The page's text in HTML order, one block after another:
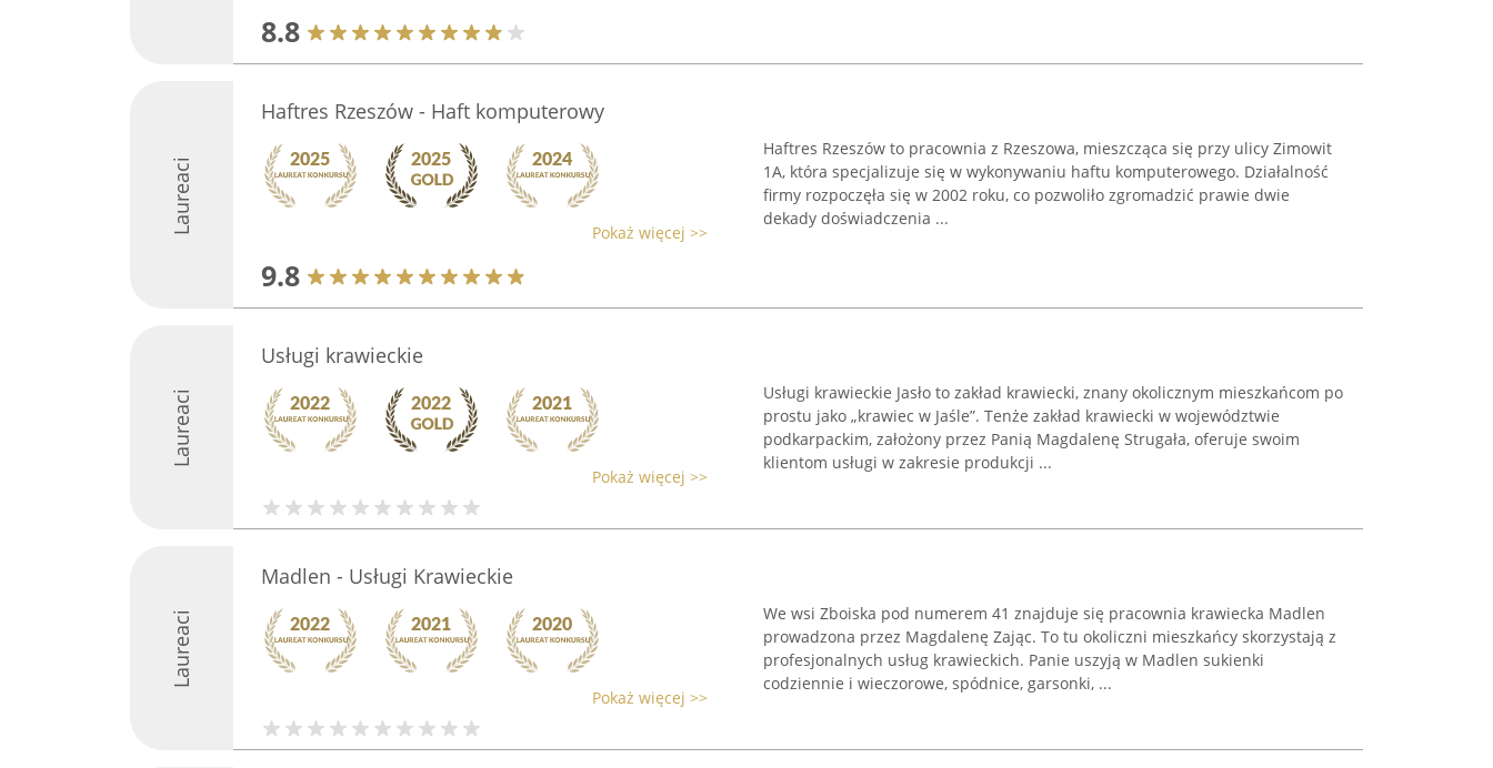
8.8
Laureaci
Haftres Rzeszów - Haft komputerowy
Pokaż więcej >>
9.8
Haftres Rzeszów to pracownia z Rzeszowa, mieszcząca się przy ulicy Zimowit
1A, która specjalizuje się w wykonywaniu haftu komputerowego. Działalność
firmy rozpoczęła się w 2002 roku, co pozwoliło zgromadzić prawie dwie
dekady doświadczenia ...
Laureaci
Usługi krawieckie
Pokaż więcej >>
Usługi krawieckie Jasło to zakład krawiecki, znany okolicznym mieszkańcom po
prostu jako „krawiec w Jaśle”. Tenże zakład krawiecki w województwie
podkarpackim, założony przez Panią Magdalenę Strugała, oferuje swoim
klientom usługi w zakresie produkcji ...
Laureaci
Madlen - Usługi Krawieckie
Pokaż więcej >>
We wsi Zboiska pod numerem 41 znajduje się pracownia krawiecka Madlen
prowadzona przez Magdalenę Zając. To tu okoliczni mieszkańcy skorzystają z
profesjonalnych usług krawieckich. Panie uszyją w Madlen sukienki
codziennie i wieczorowe, spódnice, garsonki, ...